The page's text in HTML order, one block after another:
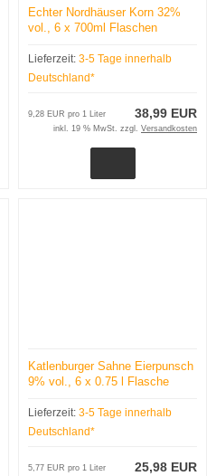
Echter Nordhäuser Korn 32%
vol., 6 x 700ml Flaschen
Lieferzeit: 3-5 Tage innerhalb
Deutschland*
38,99 EUR
9,28 EUR pro 1 Liter
inkl. 19 % MwSt. zzgl. Versandkosten
Katlenburger Sahne Eierpunsch
9% vol., 6 x 0.75 l Flasche
Lieferzeit: 3-5 Tage innerhalb
Deutschland*
25,98 EUR
5,77 EUR pro 1 Liter